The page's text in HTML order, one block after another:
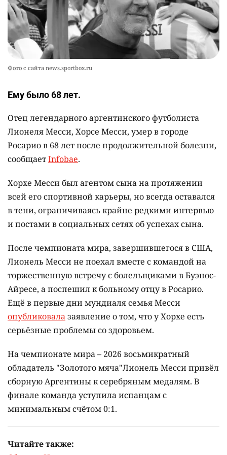
Александры Алёховой
0 29
Фото с сайта news.sportbox.ru
Ему было 68 лет.
Отец легендарного аргентинского футболиста
Лионеля Месси, Хорсе Месси, умер в городе
Росарио в 68 лет после продолжительной болезни,
сообщаетInfobae.
Хорхе Месси был агентом сына на протяжении
всей его спортивной карьеры, но всегда оставался
в тени, ограничиваясь крайне редкими интервью
и постами в социальных сетях об успехах сына.
После чемпионата мира, завершившегося в США,
Лионель Месси не поехал вместе с командой на
торжественную встречу с болельщиками в Буэнос-
Айресе, а поспешил к больному отцу в Росарио.
Ещё в первые дни мундиаля семья Месси
опубликовалазаявление о том, что у Хорхе есть
серьёзные проблемы со здоровьем.
На чемпионате мира – 2026 восьмикратный
обладатель "Золотого мяча"Лионель Месси привёл
сборную Аргентины к серебряным медалям. В
финале команда уступила испанцам с
минимальным счётом 0:1.
Читайте также: